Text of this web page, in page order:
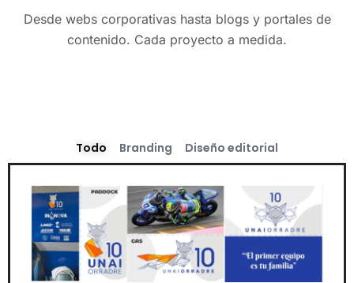
Desde webs corporativas hasta blogs y portales de
contenido. Cada proyecto a medida.
Branding Diseño editorial
Todo